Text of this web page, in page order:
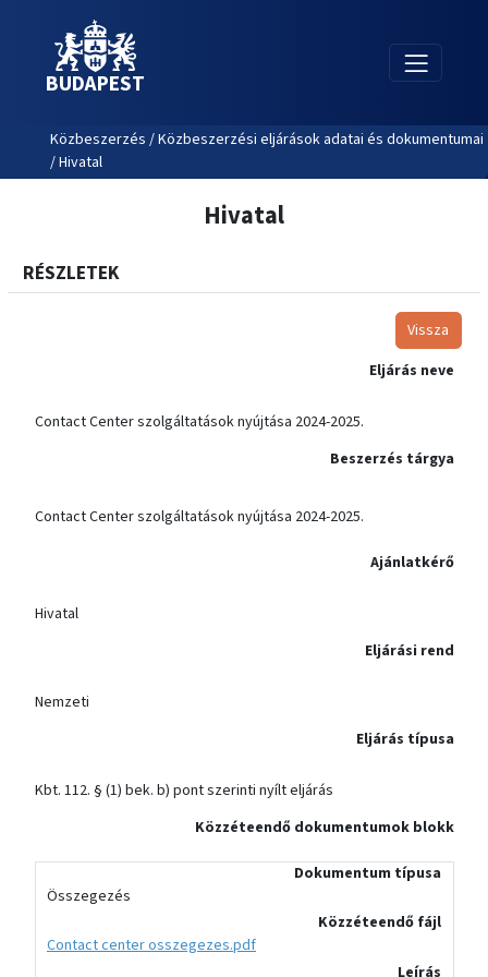
BUDAPEST
Közbeszerzés / Közbeszerzési eljárások adatai és dokumentumai
/ Hivatal
Hivatal
RÉSZLETEK
Vissza
Eljárás neve
Contact Center szolgáltatások nyújtása 2024-2025.
Beszerzés tárgya
Contact Center szolgáltatások nyújtása 2024-2025.
Ajánlatkérő
Hivatal
Eljárási rend
Nemzeti
Eljárás típusa
Kbt. 112. § (1) bek. b) pont szerinti nyílt eljárás
Közzéteendő dokumentumok blokk
Dokumentum típusa
Összegezés
Közzéteendő fájl
Contact center osszegezes.pdf
Leírás